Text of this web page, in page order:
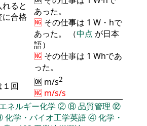
ると
に合格
あった。
🆖 その仕事は 1 W・hで
あった。 （中点 が日本
語）
🆖 その仕事は 1 Whであ
った。
１回
🆗 m/s2
🆖 m/s/s
エネルギー化学 ②⑧品質管理 ⑫
化学・バイオ工学英語④化学・